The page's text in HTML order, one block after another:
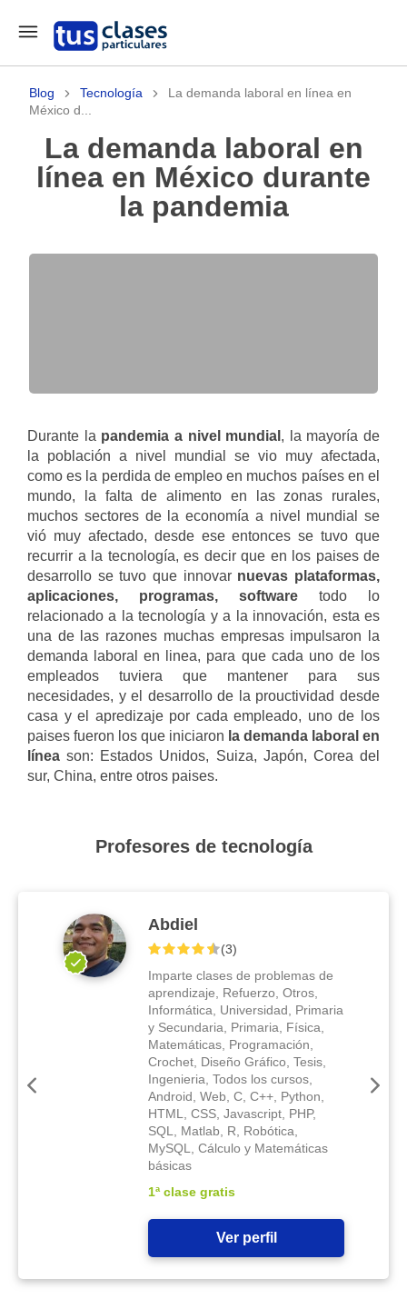
Blog Tecnología
La demanda laboral en línea en
México d...
La demanda laboral en
línea en México durante
la pandemia
Durante la pandemia a nivel mundial , la mayoría de
la población a nivel mundial se vio muy afectada,
como es la perdida de empleo en muchos países en el
mundo, la falta de alimento en las zonas rurales,
muchos sectores de la economía a nivel mundial se
vió muy afectado, desde ese entonces se tuvo que
recurrir a la tecnología, es decir que en los paises de
desarrollo se tuvo que innovarnuevas plataformas,
aplicaciones, programas, software todo lo
relacionado a la tecnología y a la innovación, esta es
una de las razones muchas empresas impulsaron la
demanda laboral en linea, para que cada uno de los
empleados tuviera que mantener para sus
necesidades, y el desarrollo de la prouctividad desde
casa y el apredizaje por cada empleado, uno de los
paises fueron los que iniciaron la demanda laboral en
línea son: Estados Unidos, Suiza, Japón, Corea del
sur, China, entre otros paises.
Profesores de tecnología
Abdiel
(3)
Imparte clases de problemas de
aprendizaje, Refuerzo, Otros,
Informática, Universidad, Primaria
y Secundaria, Primaria, Física,
Matemáticas, Programación,
Crochet, Diseño Gráfico, Tesis,
Ingenieria, Todos los cursos,
Android, Web, C, C++, Python,
HTML, CSS, Javascript, PHP,
SQL, Matlab, R, Robótica,
MySQL, Cálculo y Matemáticas
básicas
1ª clase gratis
Ver perfil